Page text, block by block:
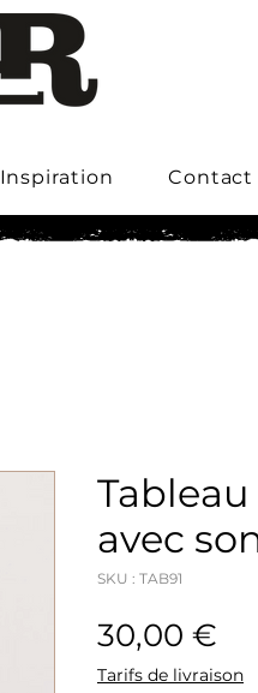
Inspiration Contact
avec
SKU : TAB91
30,00 €
Tarifs de livraison